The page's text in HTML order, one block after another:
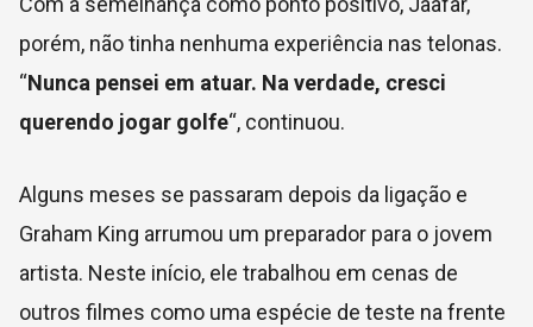
porém, não tinha nenhuma experiência nas telonas.
“Nunca pensei em atuar. Na verdade, cresci
querendo jogar golfe“, continuou.
Alguns meses se passaram depois da ligação e
Graham King arrumou um preparador para o jovem
artista. Neste início, ele trabalhou em cenas de
outros filmes como uma espécie de teste na frente